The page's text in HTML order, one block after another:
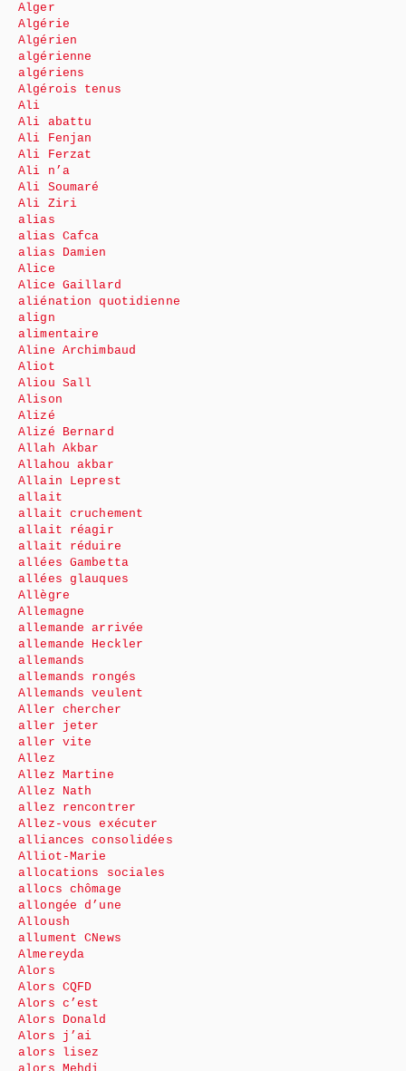
Alger
Algérie
Algérien
algérienne
algériens
Algérois tenus
Ali
Ali abattu
Ali Fenjan
Ali Ferzat
Ali n’a
Ali Soumaré
Ali Ziri
alias
alias Cafca
alias Damien
Alice
Alice Gaillard
aliénation quotidienne
align
alimentaire
Aline Archimbaud
Aliot
Aliou Sall
Alison
Alizé
Alizé Bernard
Allah Akbar
Allahou akbar
Allain Leprest
allait
allait cruchement
allait réagir
allait réduire
allées Gambetta
allées glauques
Allègre
Allemagne
allemande arrivée
allemande Heckler
allemands
allemands rongés
Allemands veulent
Aller chercher
aller jeter
aller vite
Allez
Allez Martine
Allez Nath
allez rencontrer
Allez-vous exécuter
alliances consolidées
Alliot-Marie
allocations sociales
allocs chômage
allongée d’une
Alloush
allument CNews
Almereyda
Alors
Alors CQFD
Alors c’est
Alors Donald
Alors j’ai
alors lisez